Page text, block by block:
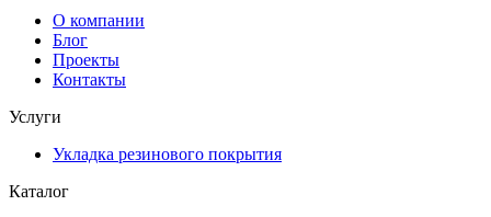
О компании
Блог
Проекты
Контакты
Услуги
Укладка резинового покрытия
Каталог